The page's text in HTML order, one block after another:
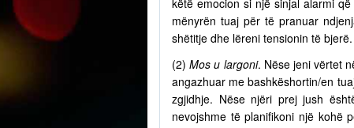
këtë emocion si një sinjal alarmi
mënyrën tuaj për të pranuar
shëtitje dhe lëreni tensionin të
(2)Mos u largoni. Nëse jeni vërtet
angazhuar me bashkëshortin/en
zgjidhje. Nëse njëri prej jush
nevojshme të planifikoni një kohë